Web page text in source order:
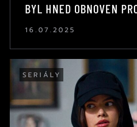
BYL HNED OBNOVEN
16.07.2025
SERIÁLY